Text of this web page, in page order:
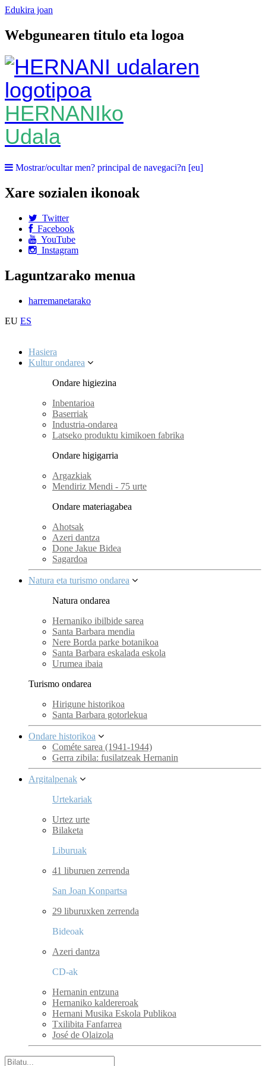
Edukira joan
Webgunearen titulo eta logoa
HERNANIko
Udala
Mostrar/ocultar men? principal de navegaci?n [eu]
Xare sozialen ikonoak
Twitter
Facebook
YouTube
Instagram
Laguntzarako menua
harremanetarako
EU ES
Hasiera
Kultur ondarea
Ondare higiezina
Inbentarioa
Baserriak
Industria-ondarea
Latseko produktu kimikoen fabrika
Ondare higigarria
Argazkiak
Mendiriz Mendi - 75 urte
Ondare materiagabea
Ahotsak
Azeri dantza
Done Jakue Bidea
Sagardoa
Natura eta turismo ondarea
Natura ondarea
Hernaniko ibilbide sarea
Santa Barbara mendia
Nere Borda parke botanikoa
Santa Barbara eskalada eskola
Urumea ibaia
Turismo ondarea
Hirigune historikoa
Santa Barbara gotorlekua
Ondare historikoa
Cométe sarea (1941-1944)
Gerra zibila: fusilatzeak Hernanin
Argitalpenak
Urtekariak
Urtez urte
Bilaketa
Liburuak
41 liburuen zerrenda
San Joan Konpartsa
29 liburuxken zerrenda
Bideoak
Azeri dantza
CD-ak
Hernanin entzuna
Hernaniko kaldereroak
Hernani Musika Eskola Publikoa
Txilibita Fanfarrea
José de Olaizola